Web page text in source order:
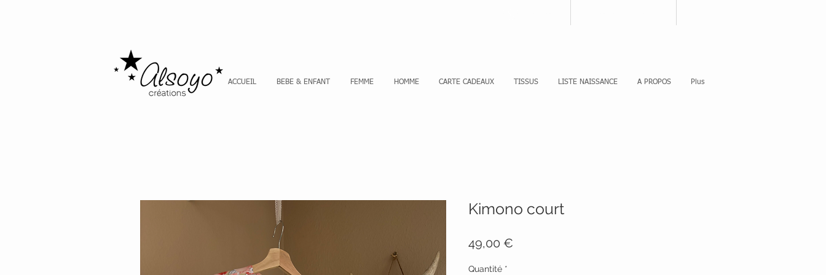
ACCUEIL BEBE & ENFANT FEMME HOMME CARTE CADEAUX TISSUS LISTE NAISSANCE A PROPOS Plus
Kimono court
49,00 €
Quantité *